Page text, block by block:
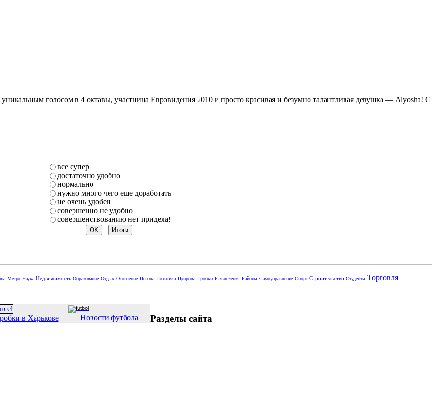
уникальным голосом в 4 октавы, участница Евровидения 2010 и просто красивая и безумно талантливая девушка — Аlyosha! С
все супер
достаточно удобно
нормально
нужно много чего еще доработать
не очень удобен
совершенно не удобно
совершенствованию нет придела!
Метро Наука Недвижимость Образование Отдых Отопление Погода Политика Природа Пробки Развлечения Районы Самоуправление Спорт Строительство Студенты Торговля
в Харькове Новости футбола Разделы сайта